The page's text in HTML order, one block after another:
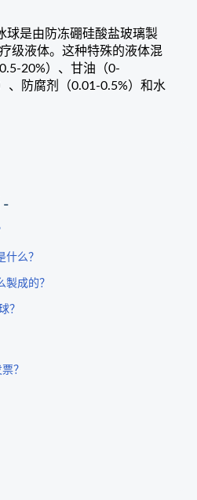
球是由防冻硼硅酸盐玻璃製
级液体。这种特殊的液体混
20%）、甘油（0-
、防腐剂（0.01-0.5%）和水
-
什么？
製成的？
？
？